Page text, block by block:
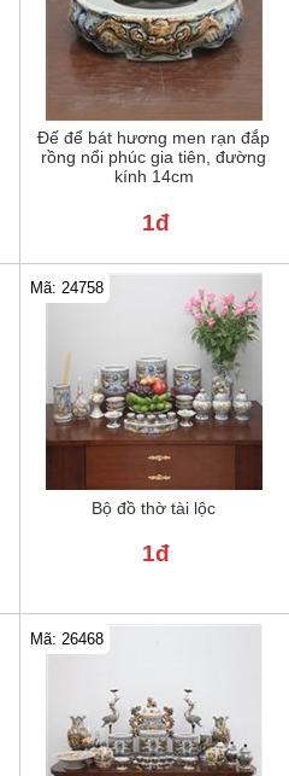
Đế để bát hương men rạn đắp
rồng nổi phúc gia tiên, đường
kính 14cm
1đ
Bộ đồ thờ tài lộc
Mã: 24758
1đ
Mã: 26468